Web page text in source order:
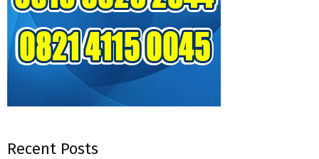
Recent Posts